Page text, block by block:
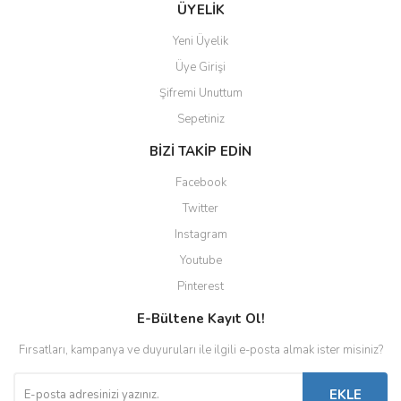
ÜYELİK
Yeni Üyelik
Üye Girişi
Şifremi Unuttum
Sepetiniz
BİZİ TAKİP EDİN
Facebook
Twitter
Instagram
Youtube
Pinterest
E-Bültene Kayıt Ol!
Fırsatları, kampanya ve duyuruları ile ilgili e-posta almak ister misiniz?
EKLE